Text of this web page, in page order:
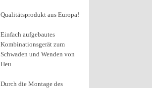
Qualitätsprodukt aus Europa!
Einfach aufgebautes
Kombinationsgerät zum
Schwaden und Wenden von
Heu
Durch die Montage des